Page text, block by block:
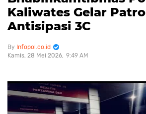
Kaliwates Gelar
Antisipasi 3C
Infopol.co.id
Kamis, 28 Mei 2026 9:49 AM